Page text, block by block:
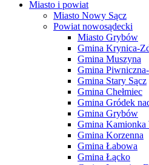
Miasto i powiat
Miasto Nowy Sącz
Powiat nowosądecki
Miasto Grybów
Gmina Krynica-
Gmina Muszyna
Gmina
Gmina Stary Sącz
Gmina Chełmiec
Gmina Gródek
Gmina Grybów
Gmina Kamionka
Gmina Korzenna
Gmina Łabowa
Gmina Łącko